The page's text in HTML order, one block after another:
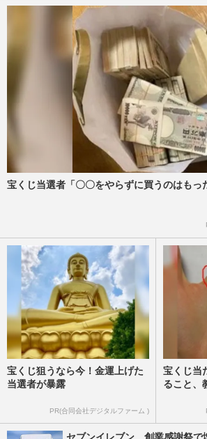
宝くじ当選者「〇〇をやらずに買うのはもっ
宝くじ狙うなら今！金運上げた
当選者が暴露
PR(合同会社デジタルファーム )
宝くじ当
ること、
セブンイレブン、創業感謝祭で